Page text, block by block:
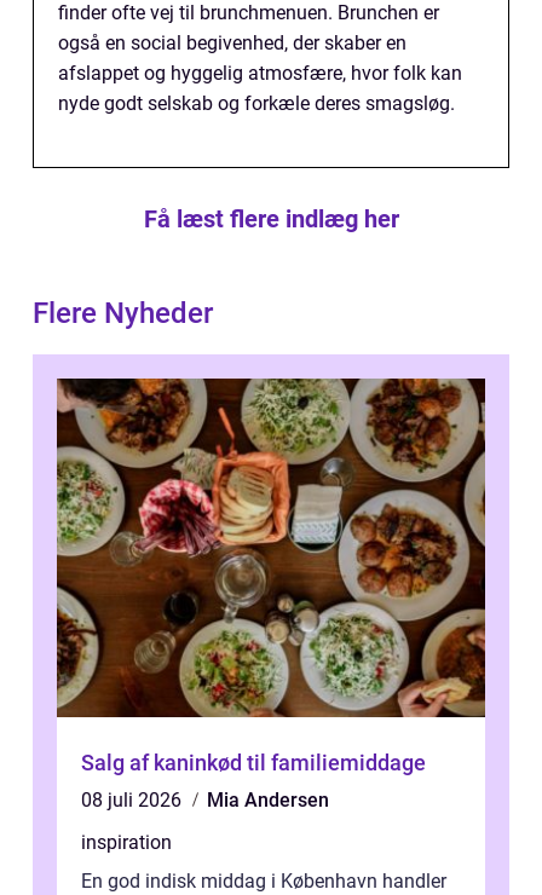
finder ofte vej til brunchmenuen. Brunchen er
også en social begivenhed, der skaber en
afslappet og hyggelig atmosfære, hvor folk kan
nyde godt selskab og forkæle deres smagsløg.
Få læst flere indlæg her
Flere Nyheder
Salg af kaninkød til familiemiddage
08 juli 2026
Mia Andersen
inspiration
En god indisk middag i København handler